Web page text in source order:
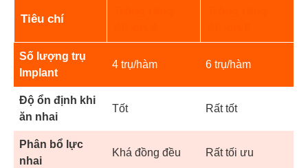
Tiêu chí
Số lượng trụ
Implant
4 trụ/hàm 6 trụ/hàm
Độ ổn định khi
ăn nhai
Tốt Rất tốt
Phân bổ lực
nhai
Khá đồng đều Rất tối ưu